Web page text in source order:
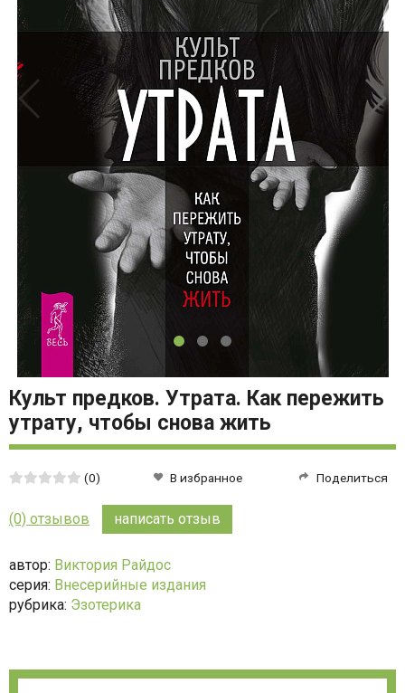
Культ предков. Утрата. Как пережить
утрату, чтобы снова жить
Средняя
из
(0) В избранное Поделиться
(0) отзывов написать отзыв
автор: Виктория Райдос
серия: Внесерийные издания
рубрика: Эзотерика